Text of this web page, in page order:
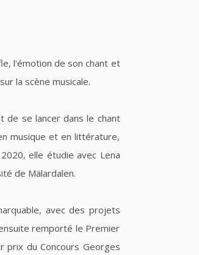
l'émotion de son chant et
la scène musicale.
de se lancer dans le chant
musique et en littérature,
elle étudie avec Lena
de Mälardalen.
avec des projets
remporté le Premier
prix du Concours Georges